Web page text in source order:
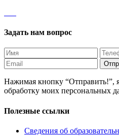
Задать нам вопрос
Нажимая кнопку “Отправить!”,
обработку моих персональных
Полезные ссылки
Сведения об